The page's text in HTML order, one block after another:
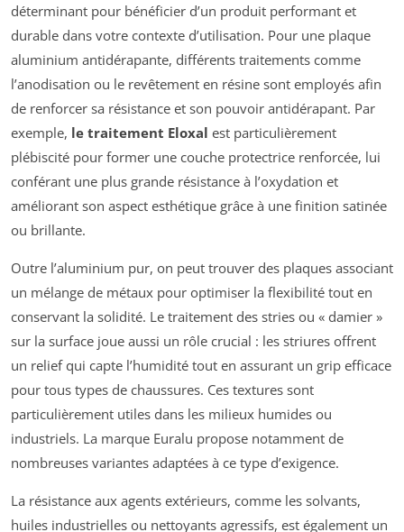
déterminant pour bénéficier d’un produit performant et
durable dans votre contexte d’utilisation. Pour une plaque
aluminium antidérapante, différents traitements comme
l’anodisation ou le revêtement en résine sont employés afin
de renforcer sa résistance et son pouvoir antidérapant. Par
exemple, le traitement Eloxal est particulièrement
plébiscité pour former une couche protectrice renforcée, lui
conférant une plus grande résistance à l’oxydation et
améliorant son aspect esthétique grâce à une finition satinée
ou brillante.
Outre l’aluminium pur, on peut trouver des plaques associant
un mélange de métaux pour optimiser la flexibilité tout en
conservant la solidité. Le traitement des stries ou « damier »
sur la surface joue aussi un rôle crucial : les striures offrent
un relief qui capte l’humidité tout en assurant un grip efficace
pour tous types de chaussures. Ces textures sont
particulièrement utiles dans les milieux humides ou
industriels. La marque Euralu propose notamment de
nombreuses variantes adaptées à ce type d’exigence.
La résistance aux agents extérieurs, comme les solvants,
huiles industrielles ou nettoyants agressifs, est également un